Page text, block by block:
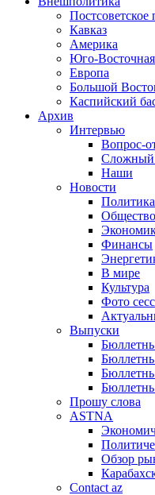
Постсоветское
Кавказ
Америка
Юго-
Европа
Большой
Каспийский
Архив
Интервью
Вопрос-
Сложный
Наши
Новости
Политика
Общество
Финансы
В мире
Культура
Фото
Выпуски
Прошу слова
ASTNA
Обзор
Contact az